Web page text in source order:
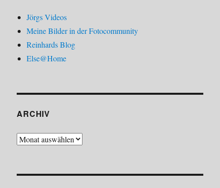
Jörgs Videos
Meine Bilder in der Fotocommunity
Reinhards Blog
Else@Home
ARCHIV
Archiv